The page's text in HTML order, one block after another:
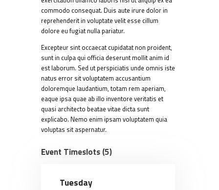
commodo consequat. Duis aute irure dolor in
reprehenderit in voluptate velit esse cillum
dolore eu fugiat nulla pariatur.
Excepteur sint occaecat cupidatat non proident,
sunt in culpa qui officia deserunt mollit anim id
est laborum. Sed ut perspiciatis unde omnis iste
natus error sit voluptatem accusantium
doloremque laudantium, totam rem aperiam,
eaque ipsa quae ab illo inventore veritatis et
quasi architecto beatae vitae dicta sunt
explicabo. Nemo enim ipsam voluptatem quia
voluptas sit aspernatur.
Event Timeslots (5)
Tuesday